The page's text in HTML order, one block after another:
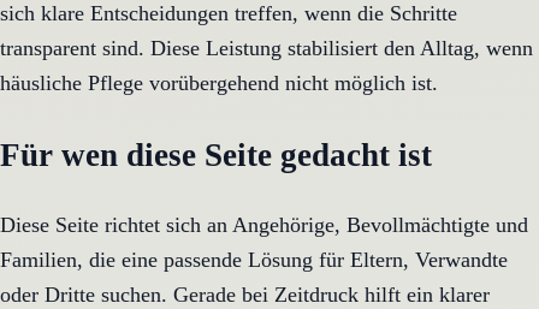
sich klare Entscheidungen treffen, wenn die Schritte
transparent sind. Diese Leistung stabilisiert den Alltag, wenn
häusliche Pflege vorübergehend nicht möglich ist.
Für wen diese Seite gedacht ist
Diese Seite richtet sich an Angehörige, Bevollmächtigte und
Familien, die eine passende Lösung für Eltern, Verwandte
oder Dritte suchen. Gerade bei Zeitdruck hilft ein klarer